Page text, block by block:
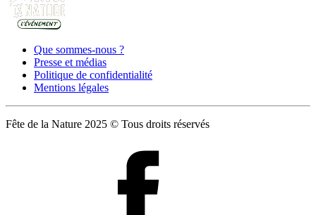
Que sommes-nous ?
Presse et médias
Politique de confidentialité
Mentions légales
Fête de la Nature 2025 © Tous droits réservés